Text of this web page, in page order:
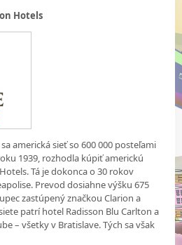
Hotels
americká sieť so 600 000 posteľami
1939, rozhodla kúpiť americkú
Tá je dokonca o 30 rokov
Prevod dosiahne výšku 675
zastúpený značkou Clarion a
patrí hotel Radisson Blu Carlton a
– všetky v Bratislave. Tých sa však